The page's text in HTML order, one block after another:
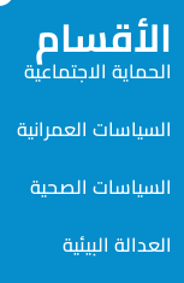
الأقسام
الحماية الاجتماعية
السياسات العمرانية
السياسات الصحية
العدالة البيئية